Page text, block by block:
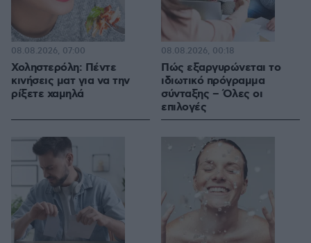
Χοληστερόλη: Πέντε
κινήσεις ματ για να την
ρίξετε χαμηλά
08.08.2026, 07:00
Πώς εξαργυρώνεται το
ιδιωτικό πρόγραμμα
σύνταξης – Όλες οι
επιλογές
08.08.2026, 00:18